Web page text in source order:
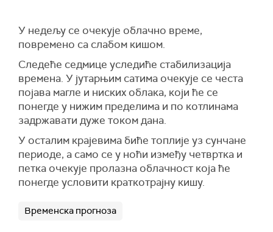
У недељу се очекује облачно време,
повремено са слабом кишом.
Следеће седмице уследиће стабилизација
времена. У јутарњим сатима очекује се честа
појава магле и ниских облака, који ће се
понегде у нижим пределима и по котлинама
задржавати дуже током дана.
У осталим крајевима биће топлије уз сунчане
периоде, а само се у ноћи између четвртка и
петка очекује пролазна облачност која ће
понегде условити краткотрајну кишу.
Временска прогноза